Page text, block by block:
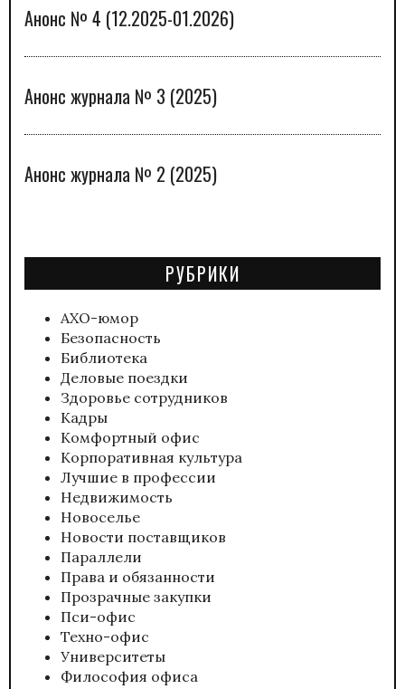
Анонс № 4 (12.2025-01.2026)
Анонс журнала № 3 (2025)
Анонс журнала № 2 (2025)
РУБРИКИ
АХО-юмор
Безопасность
Библиотека
Деловые поездки
Здоровье сотрудников
Кадры
Комфортный офис
Корпоративная культура
Лучшие в профессии
Недвижимость
Новоселье
Новости поставщиков
Параллели
Права и обязанности
Прозрачные закупки
Пси-офис
Техно-офис
Университеты
Философия офиса